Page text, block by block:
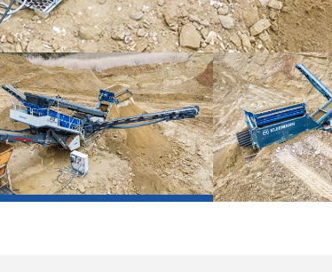
A planta de peneiramento de triagem está
equipada com uma grade vibratória. Assim
"rochas de arenito" maiores são separadas
previamente.